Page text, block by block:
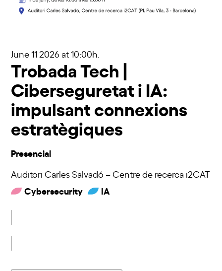
June 11 2026at 10:00h.
Trobada Tech |
Ciberseguretat i IA:
impulsant connexions
estratègiques
Presencial
Auditori Carles Salvadó – Centre de recerca i2CAT
Cybersecurity IA